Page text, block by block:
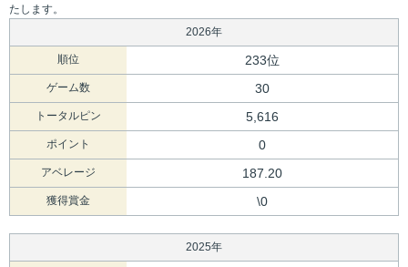
たします。
2026年
順位 233位
ゲーム数 30
トータルピン 5,616
ポイント 0
アベレージ 187.20
獲得賞金 \0
2025年